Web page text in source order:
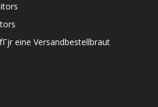
eine Versandbestellbraut